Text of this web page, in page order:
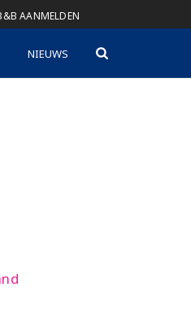
AANMELDEN
NIEUWS